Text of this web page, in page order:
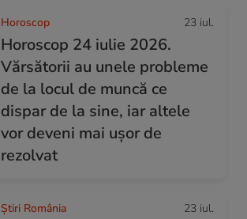
Horoscop 23 iul.
Horoscop 24 iulie 2026.
Vărsătorii au unele probleme
de la locul de muncă ce
dispar de la sine, iar altele
vor deveni mai ușor de
rezolvat
Știri România 23 iul.